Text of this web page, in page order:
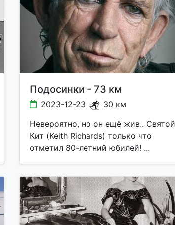
Подосинки - 73 км
2023-12-23
30 км
Невероятно, но он ещё жив.. Святой
Кит (Keith Richards) только что
отметил 80-летний юбилей! ...